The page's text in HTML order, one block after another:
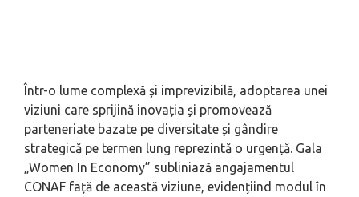
Într-o lume complexă și imprevizibilă, adoptarea unei
viziuni care sprijină inovația și promovează
parteneriate bazate pe diversitate și gândire
strategică pe termen lung reprezintă o urgență. Gala
„Women In Economy” subliniază angajamentul
CONAF față de această viziune, evidențiind modul în